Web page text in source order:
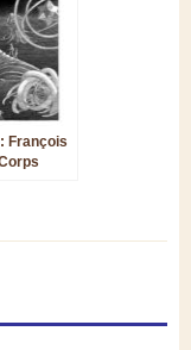
: François